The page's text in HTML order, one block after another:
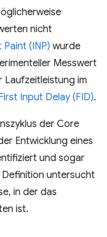
nicht
(INP) wurde
Messwert
Laufzeitleistung im
Input Delay (FID).
der Core
Entwicklung eines
und sogar
untersucht
in der das
ist.